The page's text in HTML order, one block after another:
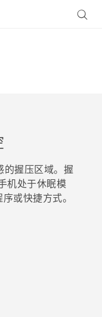
的握压区域。握
机处于休眠模
或快捷方式。